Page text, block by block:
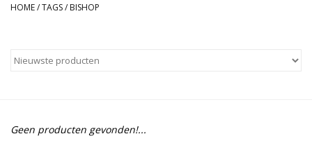
Comic Protection
HOME/TAGS/ BISHOP
Geen producten gevonden!...